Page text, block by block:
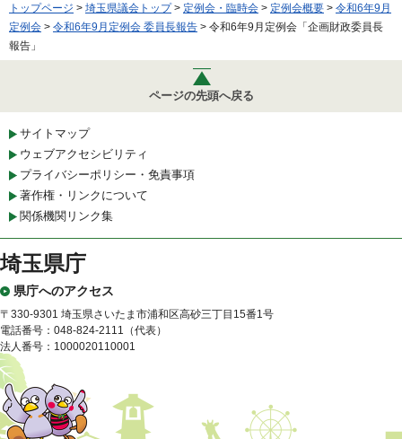
トップページ > 埼玉県議会トップ> 定例会・臨時会 > 定例会概要 > 令和6年9月
定例会 > 令和6年9月定例会 委員長報告 > 令和6年9月定例会「企画財政委員長
報告」
ページの先頭へ戻る
サイトマップ
ウェブアクセシビリティ
プライバシーポリシー・免責事項
著作権・リンクについて
関係機関リンク集
埼玉県庁
県庁へのアクセス
〒330-9301 埼玉県さいたま市浦和区高砂三丁目15番1号
電話番号：048-824-2111（代表）
法人番号：1000020110001